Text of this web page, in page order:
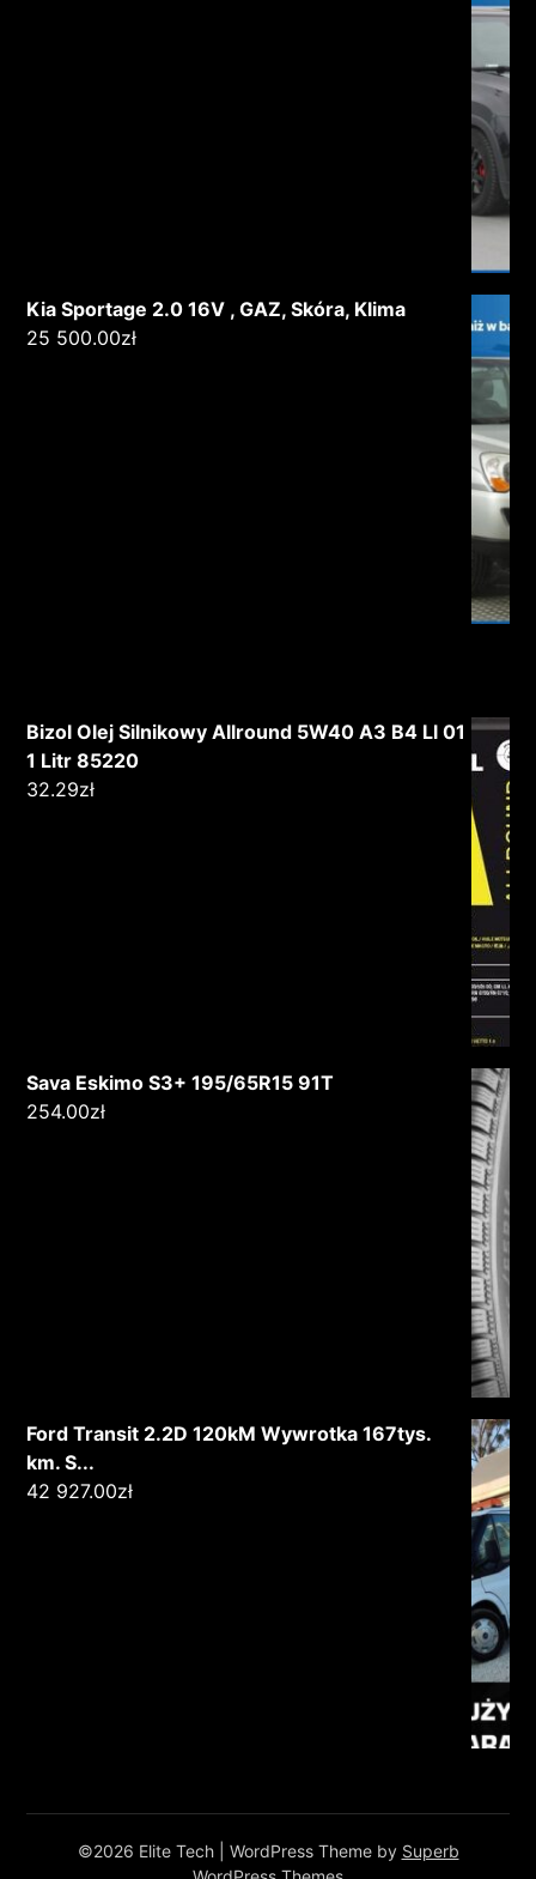
Kia Sportage 2.0 16V , GAZ, Skóra, Klima
25 500.00zł
Bizol Olej Silnikowy Allround 5W40 A3 B4 Ll 01
1 Litr 85220
32.29zł
Sava Eskimo S3+ 195/65R15 91T
254.00zł
Ford Transit 2.2D 120kM Wywrotka 167tys.
km. S...
42 927.00zł
©2026 Elite Tech | WordPress Theme by Superb